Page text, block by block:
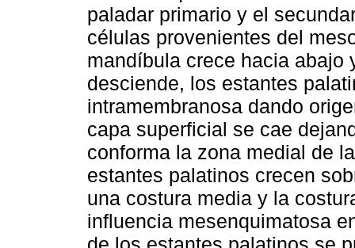
paladar primario y el
células provenientes del
mandíbula crece hacia abajo
desciende, los estantes
intramembranosa dando
capa superficial se cae
conforma la zona medial de
estantes palatinos crecen
una costura media y la
influencia mesenquimatosa